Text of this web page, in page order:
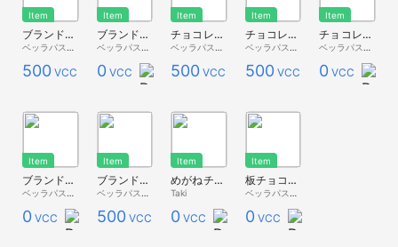
Item
ブランドチョコレート白 4x6【バレンタイン・ベッライート】
500 VCC
Item
ブランドチョコレート白 2x2【ホワイトデー・ベッライート】
0 VCC
Item
チョコレートケーキ・ハート【バレンタイン・ベッライート】
500 VCC
Item
チョコレートケーキ・ホール【バレンタイン・ベッライート】
500 VCC
Item
チョコレートケーキ【バレンタイン・ベッライート】
0 VCC
Item
ブランドチョコレート 2x2【バレンタイン・ベッライート】
0 VCC
Item
ブランドチョコレート 4x6【バレンタイン・ベッライート】
500 VCC
Item
めがねチョコ Glasses Chocolate
Taki
0 VCC
Item
板チョコ≪デコキャス シリーズ第７弾≫
0 VCC